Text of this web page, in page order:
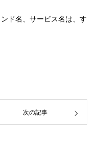
ド名、サービス名は、す
次の記事